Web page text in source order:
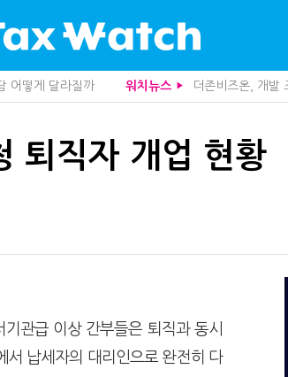
어떻게 달라질까
방정부 분석
우려
수'
화될까
으로
워치뉴스 ▶
더존비즈온, 개발
중앙정부 돈으로
미국 301조 新관
전자담배 통관,
1주택자도 양도
기업 AI 준비 수
배달라이더 원천
반도체·AI로봇 국
퇴직자 개업 현황
관급 이상 간부들은 퇴직과 동시
서 납세자의 대리인으로 완전히 다